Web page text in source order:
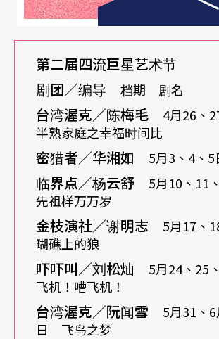
员手上夺了几十年的权才克竟其功
吸收的资讯加以篡改写作，去掉魅
码再码一下、又是一个衍生文本的诞
那么，小剧场是否也有这种创作形态
我不知道，但是我想找些人一起来试
今年第二届的「四月，小剧场，巨星
油，艺术节」，简称「四流巨星艺术
狂想妄念。
当然，「取样」一直是渥克耍玩的把
年的《御林样万万岁》就取样了云门
梅花三弄、卡通金银岛……等等不同
是在无法如音乐与影像取下「原音原
第二届四流巨星艺术节
剧团／编导 档期 剧名
台湾渥克／陈梅毛 4月26、
半熟家庭之幸福时间比
密猎者／华湘如 5月3、4、
临界点／杨云舒 5月10、11
先祖样万万岁
金枝演社／谢明志 5月17、
瑚礁上的狼
吓吓叫／刘松灿 5月24、25
飞机！嘈飞机！
台湾渥克／阮闻雪 5月31、
日 飞鸟之梦